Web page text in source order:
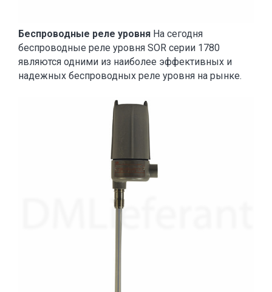
Беспроводные реле уровня На сегодня
беспроводные реле уровня SOR серии 1780
являются одними из наиболее эффективных и
надежных беспроводных реле уровня на рынке.